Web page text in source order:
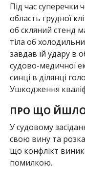
Під час суперечки
область грудної
об скляний стенд
тіла об
завдав їй удару в
судово-медичної
синці в ділянці
Ушкодження
ПРО ЩО
У судовому
свою вину та
що конфлікт виник
помилкою.